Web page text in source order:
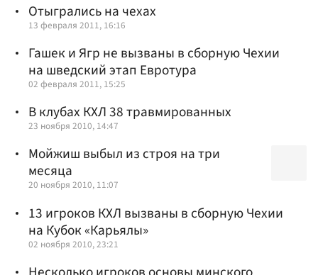
Отыгрались на чехах
13 февраля 2011, 16:16
Гашек и Ягр не вызваны в сборную Чехии
на шведский этап Евротура
02 февраля 2011, 15:25
В клубах КХЛ 38 травмированных
23 ноября 2010, 14:47
Мойжиш выбыл из строя на три
месяца
20 ноября 2010, 11:07
13 игроков КХЛ вызваны в сборную Чехии
на Кубок «Карьялы»
02 ноября 2010, 23:21